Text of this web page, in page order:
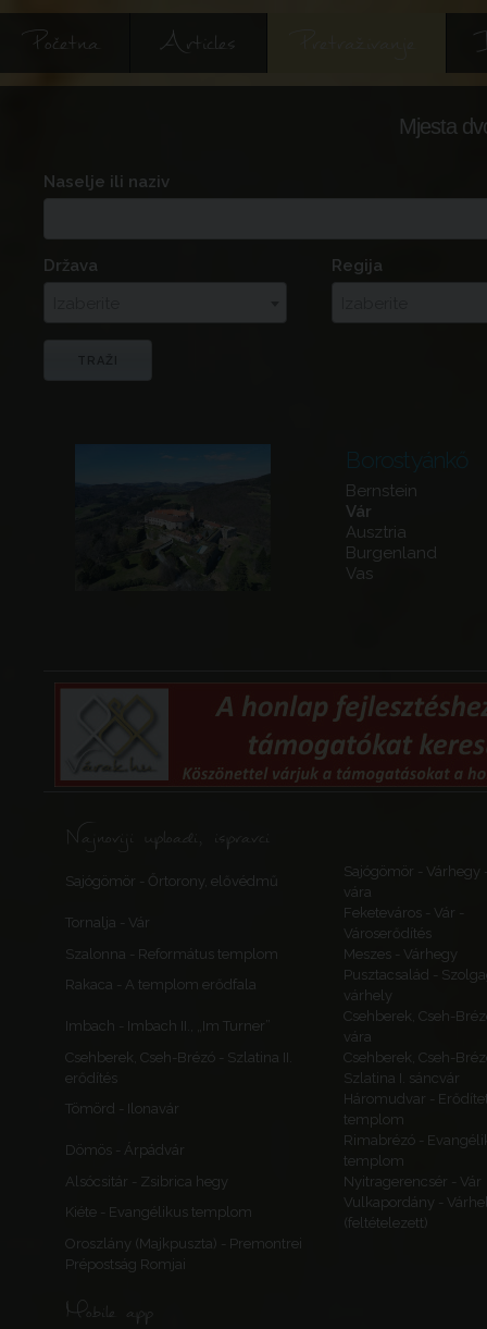
Početna Articles
Mjesta
Naselje ili naziv
Država
Regija
Borostyánkő
Bernstein
Vár
Ausztria
Burgenland
Vas
Najnoviji uploadi, ispravci
Sajógömör - Őrtorony, elővédmű
Sajógömör - Várhegy
vára
Tornalja - Vár
Feketeváros - Vár -
Városerődítés
Szalonna - Református templom
Meszes - Várhegy
Rakaca - A templom erődfala
Pusztacsalád -
várhely
Imbach - Imbach II., „Im Turner”
Csehberek, Cseh-
vára
Csehberek, Cseh-Brézó - Szlatina II.
erődítés
Csehberek, Cseh-
Szlatina I. sáncvár
Tömörd - Ilonavár
Háromudvar -
templom
Dömös - Árpádvár
Rimabrézó -
templom
Alsócsitár - Zsibrica hegy
Nyitragerencsér - Vár
Kiéte - Evangélikus templom
Vulkapordány -
(feltételezett)
Oroszlány (Majkpuszta) - Premontrei
Prépostság Romjai
Mobile app